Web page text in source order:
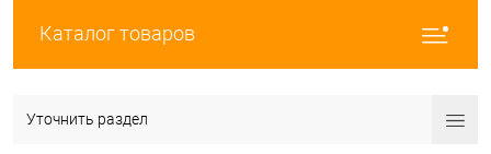
Каталог товаров
Уточнить раздел